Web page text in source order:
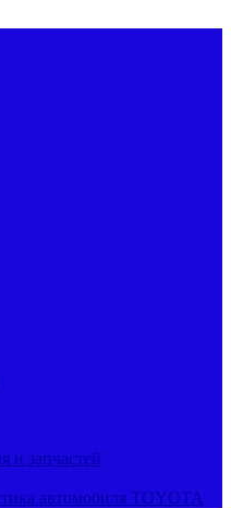
и запчастей
автомобиля TOYOTA